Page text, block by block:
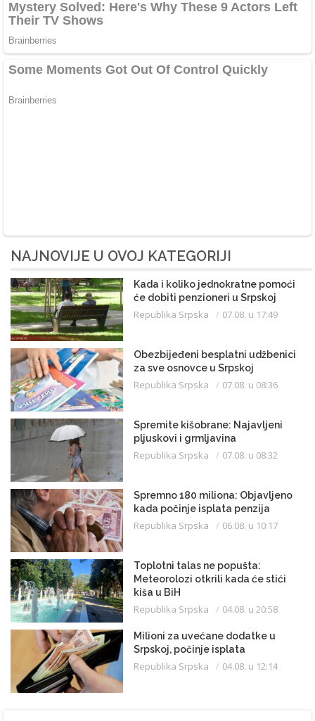
NAJNOVIJE U OVOJ KATEGORIJI
Kada i koliko jednokratne pomoći
će dobiti penzioneri u Srpskoj
Republika Srpska 07.08. u 17:49
Obezbijeđeni besplatni udžbenici
za sve osnovce u Srpskoj
Republika Srpska 07.08. u 08:36
Spremite kišobrane: Najavljeni
pljuskovi i grmljavina
Republika Srpska 07.08. u 08:32
Spremno 180 miliona: Objavljeno
kada počinje isplata penzija
Republika Srpska 06.08. u 10:17
Toplotni talas ne popušta:
Meteorolozi otkrili kada će stići
kiša u BiH
Republika Srpska 04.08. u 20:58
Milioni za uvećane dodatke u
Srpskoj, počinje isplata
Republika Srpska 04.08. u 12:14